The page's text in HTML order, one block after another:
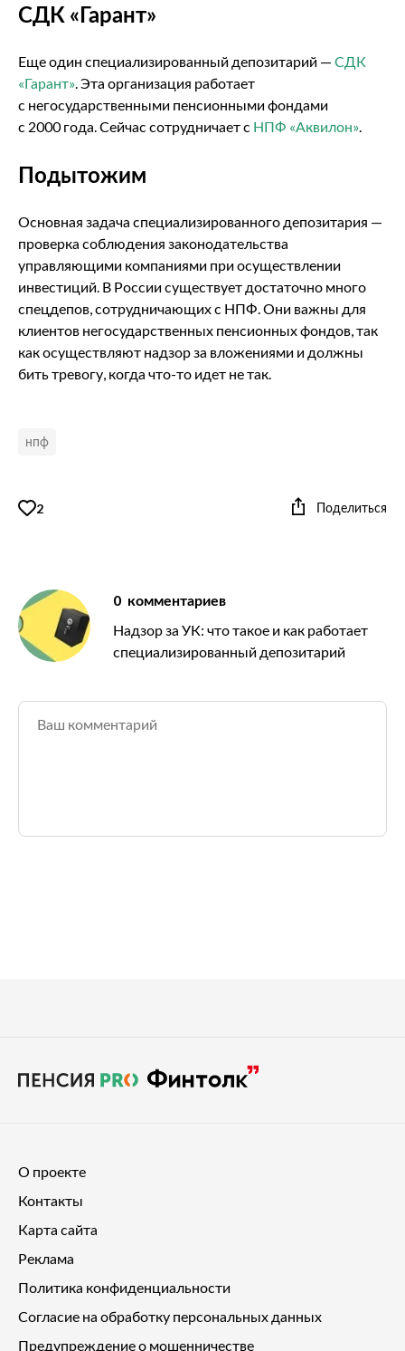
СДК «Гарант»
Еще один специализированный депозитарий — СДК
«Гарант». Эта организация работает
с негосударственными пенсионными фондами
с 2000 года. Сейчас сотрудничает с НПФ «Аквилон».
Подытожим
Основная задача специализированного депозитария —
проверка соблюдения законодательства
управляющими компаниями при осуществлении
инвестиций. В России существует достаточно много
спецдепов, сотрудничающих с НПФ. Они важны для
клиентов негосударственных пенсионных фондов, так
как осуществляют надзор за вложениями и должны
бить тревогу, когда что-то идет не так.
нпф
2 Поделиться
0 комментариев
Надзор за УК: что такое и как работает
специализированный депозитарий
О проекте
Контакты
Карта сайта
Реклама
Политика конфиденциальности
Согласие на обработку персональных данных
Предупреждение о мошенничестве